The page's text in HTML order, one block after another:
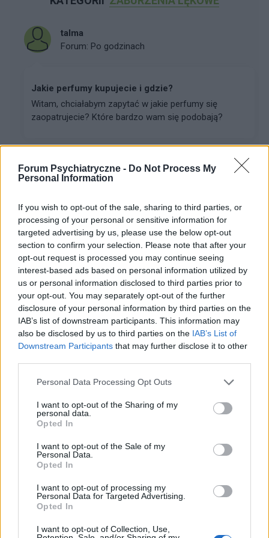
Forum Psychiatryczne - Do Not Process My
Personal Information
If you wish to opt-out of the sale, sharing to third parties, or
processing of your personal or sensitive information for
targeted advertising by us, please use the below opt-out
section to confirm your selection. Please note that after your
opt-out request is processed you may continue seeing
interest-based ads based on personal information utilized by
us or personal information disclosed to third parties prior to
your opt-out. You may separately opt-out of the further
disclosure of your personal information by third parties on the
IAB’s list of downstream participants. This information may
also be disclosed by us to third parties on the IAB’s List of
Downstream Participants that may further disclose it to other
Personal Data Processing Opt Outs
I want to opt-out of the Sharing of my
personal data.
Opted In
I want to opt-out of the Sale of my
Personal Data.
Opted In
I want to opt-out of processing my
Personal Data for Targeted Advertising.
Opted In
I want to opt-out of Collection, Use,
talma
Forum: Po godzinach
Jakie perfumy kupujecie i gdzie?
Witam, chciałabym zapytać w jakie perfumy się
zaopatrujecie? Które bardzo wam się podobają?
Forum:Po godzinach
Naturalne środki na potencję
Myślę,ze niejedna osoba ma ten problem.
Niekoniecznie chcę się truć sildenafilem ( raz
próbowałem i niestety nie polecam z racji tego, że
efekty niepożadane jednak są). Reklamuje się wiele
srodków n...
ewelina123@
Forum:Nerwica, fobia i inne zaburzenia lękowe
OCD PDA U DZIECKA
problemy, sytuacja z miesiąca na miesiąc się
pogarsza. Psychiatra dał skierowanie na oddział, bo
twierdzą,...
wielas
Forum: